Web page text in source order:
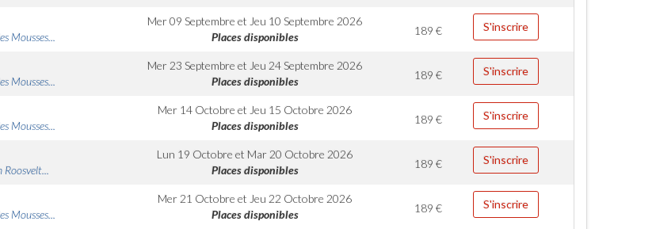
Mousses...
Mer 09 Septembre et Jeu 10 Septembre 2026
Places disponibles
189€ S'inscrire
Mousses...
Mer 23 Septembre et Jeu 24 Septembre 2026
Places disponibles
189€ S'inscrire
Mousses...
Mer 14 Octobre et Jeu 15 Octobre 2026
Places disponibles
189€ S'inscrire
Lun 19 Octobre et Mar 20 Octobre 2026
Places disponibles
189€ S'inscrire
Mousses...
Mer 21 Octobre et Jeu 22 Octobre 2026
Places disponibles
189€ S'inscrire